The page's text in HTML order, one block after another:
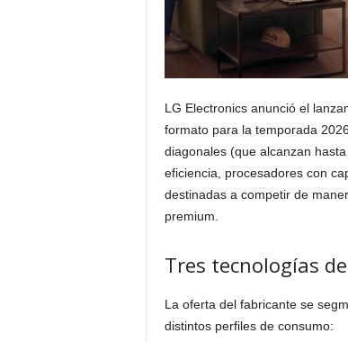
LG Electronics anunció el
formato para la temporada
diagonales (que alcanzan
eficiencia, procesadores con
destinadas a competir de
premium.
Tres tecnologías
La oferta del fabricante se
distintos perfiles de consumo: